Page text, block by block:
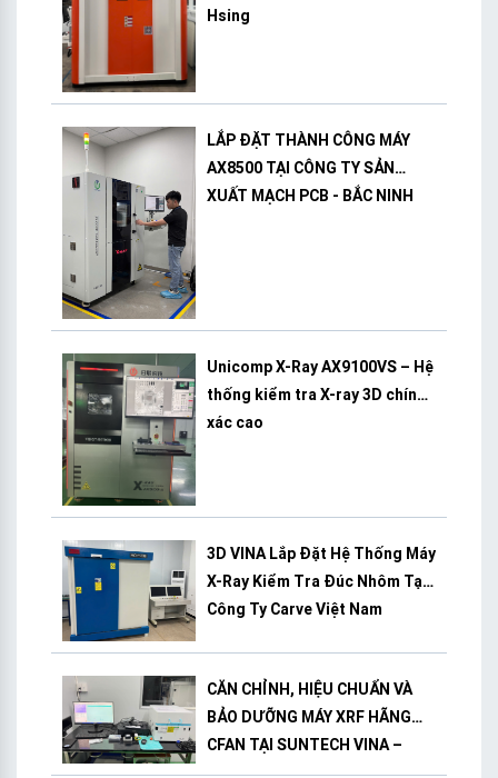
Hsing
LẮP ĐẶT THÀNH CÔNG MÁY
AX8500 TẠI CÔNG TY SẢN
XUẤT MẠCH PCB - BẮC NINH
Unicomp X-Ray AX9100VS – Hệ
thống kiểm tra X-ray 3D chính
xác cao
3D VINA Lắp Đặt Hệ Thống Máy
X-Ray Kiểm Tra Đúc Nhôm Tại
Công Ty Carve Việt Nam
CĂN CHỈNH, HIỆU CHUẨN VÀ
BẢO DƯỠNG MÁY XRF HÃNG
CFAN TẠI SUNTECH VINA –
BÌNH DƯƠNG